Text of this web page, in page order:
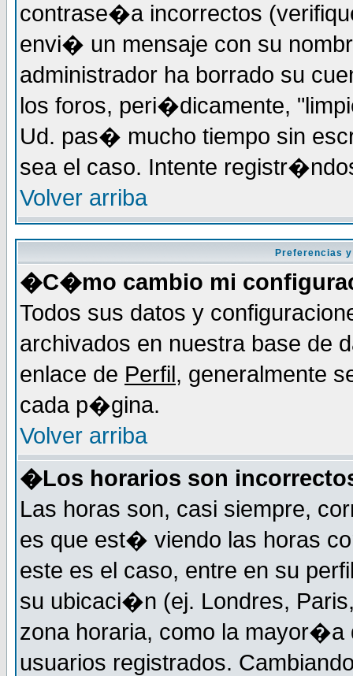
contrase�a incorrectos
envi� un mensaje con su
administrador ha borrado su
los foros, peri�dicamente,
Ud. pas� mucho tiempo sin
sea el caso. Intente
Volver arriba
Preferencias
�C�mo cambio mi
Todos sus datos y
archivados en nuestra base de
enlace de Perfil, generalmente
cada p�gina.
Volver arriba
�Los horarios son
Las horas son, casi siempre,
es que est� viendo las horas
este es el caso, entre en su
su ubicaci�n (ej. Londres,
zona horaria, como la mayor�a
usuarios registrados.